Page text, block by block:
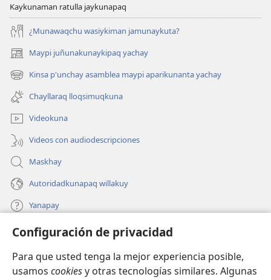
Configuración de privacidad
Para que usted tenga la mejor experiencia posible,
usamos cookiesy otras tecnologías similares. Algunas
Kaykunaman ratulla jaykunapaq
¿Munawaqchu wasiykiman jamunaykuta?
Maypi juñunakunaykipaq yachay
(abre
una
nueva
ventana)
Kinsa p'unchay asamblea maypi aparikunanta yachay
(abre
una
nueva
ventana)
Chayllaraq lloqsimuqkuna
Videokuna
Videos con audiodescripciones
Maskhay
Autoridadkunapaq willakuy
Yanapay
Donacionta churanapaq
una
nueva
ventana)
INTERNETPI QELQANCHISKUNA Watchtower™
(abre